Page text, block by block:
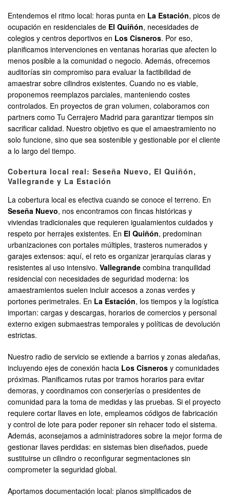
Entendemos el ritmo local: horas punta en La Estación, picos de
ocupación en residenciales de El Quiñón, necesidades de
colegios y centros deportivos en Los Cisneros. Por eso,
planificamos intervenciones en ventanas horarias que afecten lo
menos posible a la comunidad o negocio. Además, ofrecemos
auditorías sin compromiso para evaluar la factibilidad de
amaestrar sobre cilindros existentes. Cuando no es viable,
proponemos reemplazos parciales, manteniendo costes
controlados. En proyectos de gran volumen, colaboramos con
partners como Tu Cerrajero Madrid para garantizar tiempos sin
sacrificar calidad. Nuestro objetivo es que el amaestramiento no
solo funcione, sino que sea sostenible y gestionable por el cliente
a lo largo del tiempo.
Cobertura local real: Seseña Nuevo, El Quiñón,
Vallegrande y La Estación
La cobertura local es efectiva cuando se conoce el terreno. En
Seseña Nuevo, nos encontramos con fincas históricas y
viviendas tradicionales que requieren igualamientos cuidados y
respeto por herrajes existentes. En El Quiñón, predominan
urbanizaciones con portales múltiples, trasteros numerados y
garajes extensos: aquí, el reto es organizar jerarquías claras y
resistentes al uso intensivo. Vallegrande combina tranquilidad
residencial con necesidades de seguridad moderna: los
amaestramientos suelen incluir accesos a zonas verdes y
portones perimetrales. En La Estación, los tiempos y la logística
importan: cargas y descargas, horarios de comercios y personal
externo exigen submaestras temporales y políticas de devolución
estrictas.
Nuestro radio de servicio se extiende a barrios y zonas aledañas,
incluyendo ejes de conexión hacia Los Cisneros y comunidades
próximas. Planificamos rutas por tramos horarios para evitar
demoras, y coordinamos con conserjerías o presidentes de
comunidad para la toma de medidas y las pruebas. Si el proyecto
requiere cortar llaves en lote, empleamos códigos de fabricación
y control de lote para poder reponer sin rehacer todo el sistema.
Además, aconsejamos a administradores sobre la mejor forma de
gestionar llaves perdidas: en sistemas bien diseñados, puede
sustituirse un cilindro o reconfigurar segmentaciones sin
comprometer la seguridad global.
Aportamos documentación local: planos simplificados de